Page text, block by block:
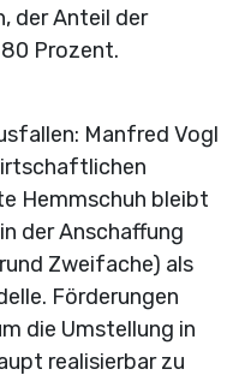
der Anteil der
Prozent.
Manfred Vogl
Hemmschuh bleibt
der Anschaffung
Zweifache) als
Förderungen
die Umstellung in
realisierbar zu